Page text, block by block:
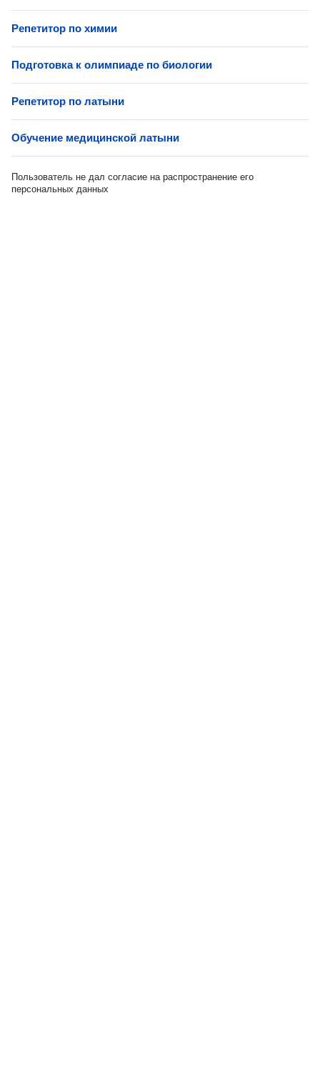
Репетитор по химии
Подготовка к олимпиаде по биологии
Репетитор по латыни
Обучение медицинской латыни
Пользователь не дал согласие на распространение его
персональных данных